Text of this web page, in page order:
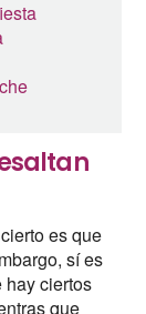
es que
sí es
hay ciertos
que